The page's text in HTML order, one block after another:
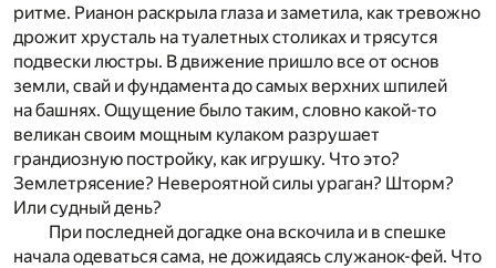
ритме. Рианон раскрыла глаза и заметила, как тревожно
дрожит хрусталь на туалетных столиках и трясутся
подвески люстры. В движение пришло все от основ
земли, свай и фундамента до самых верхних шпилей
на башнях. Ощущение было таким, словно какой-то
великан своим мощным кулаком разрушает
грандиозную постройку, как игрушку. Что это?
Землетрясение? Невероятной силы ураган? Шторм?
Или судный день?
При последней догадке она вскочила и в спешке
начала одеваться сама, не дожидаясь служанок-фей. Что